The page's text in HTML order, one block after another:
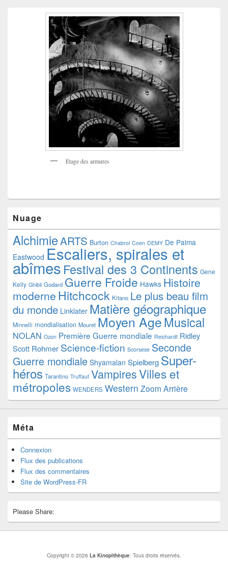
Étage des armures
Nuage
AlchimieARTS Burton Chabrol Coen DEMY De Palma
Eastwood Escaliers, spirales et
abîmes Festival des 3 Continents Gene
Kelly Ghibli Godard Guerre Froide Hawks Histoire
moderne Hitchcock Kitano Le plus beau film
du monde Linklater Matière géographique
Minnelli mondialisation Mouret Moyen AgeMusical
NOLAN Ozon Première Guerre mondiale Reichardt Ridley
Scott Rohmer Science-fiction Scorsese Seconde
Guerre mondiale Shyamalan Spielberg Super-
héros Tarantino Truffaut VampiresVilles et
métropoles WENDERS Western Zoom Arrière
Méta
Connexion
Flux des publications
Flux des commentaires
Site de WordPress-FR
Please Share:
Copyright © 2026 La Kinopithèque . Tous droits réservés.